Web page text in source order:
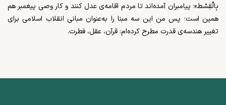
بِالْقِسْط»؛ پیامبران آمد‌‌ه‌­اند تا مردم اقامه‌­ی عدل کنند و کار وصی پیغمبر هم
همین است؛ پس من این سه مبنا را به‌عنوان مبانی انقلاب اسلامی برای
تغییر هندسه­‌ی قدرت مطرح کرده‌­ام: قرآن، عقل، فطرت.